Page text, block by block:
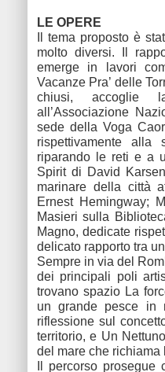
LE OPERE
Il tema proposto è
molto diversi. Il
emerge in lavori
Vacanze Pra’ delle
chiusi, accoglie
all’Associazione
sede della Voga
rispettivamente alla
riparando le reti e a
Spirit di David
marinare della città
Ernest Hemingway;
Masieri sulla
Magno, dedicate
delicato rapporto tra
Sempre in via del
dei principali poli
trovano spazio La
un grande pesce in
riflessione sul
territorio, e Un
del mare che
Il percorso